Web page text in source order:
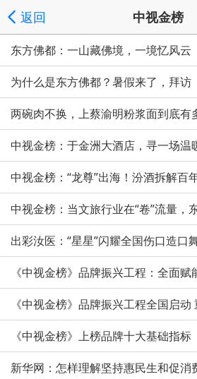
返回 中视金榜
东方佛都：一山藏佛境，一境忆风云
为什么是东方佛都？暑假来了，拜访
的“天下会总坛”
两碗肉不换，上蔡渝明粉浆面到底有
遗告诉你答案
中视金榜：于金洲大酒店，寻一场温
盛宴
中视金榜：“龙尊”出海！汾酒拆解百
局
中视金榜：当文旅行业在“卷”流量，
在“修”人心
出彩汝医：“星星”闪耀全国伤口造口
《中视金榜》品牌振兴工程：全面赋
业与品牌崛起
《中视金榜》品牌振兴工程全国启动
合作伙伴”
《中视金榜》上榜品牌十大基础指标
新华网：怎样理解坚持惠民生和促消